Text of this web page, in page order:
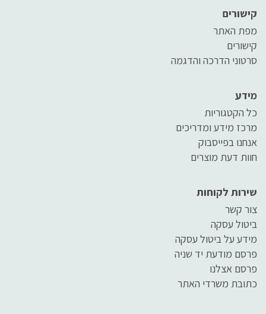
קישורים
מפת האתר
קישורים
סרטוני הדרכה והדגמה
מידע
כל הקטגוריות
מרכז מידע ומדריכים
אנחנו בפייסבוק
חוות דעת מוצרים
שירות לקוחות
צור קשר
ביטול עסקה
מידע על ביטול עסקה
פרסם מודעת יד שניה
פרסם אצלנו
כתובת משרדי האתר